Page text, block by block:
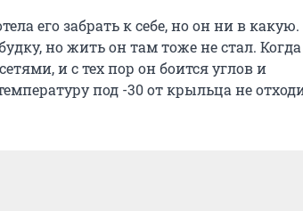
его забрать к себе, но он ни в какую.
но жить он там тоже не стал.
и с тех пор он боится углов и
под -30 от крыльца не